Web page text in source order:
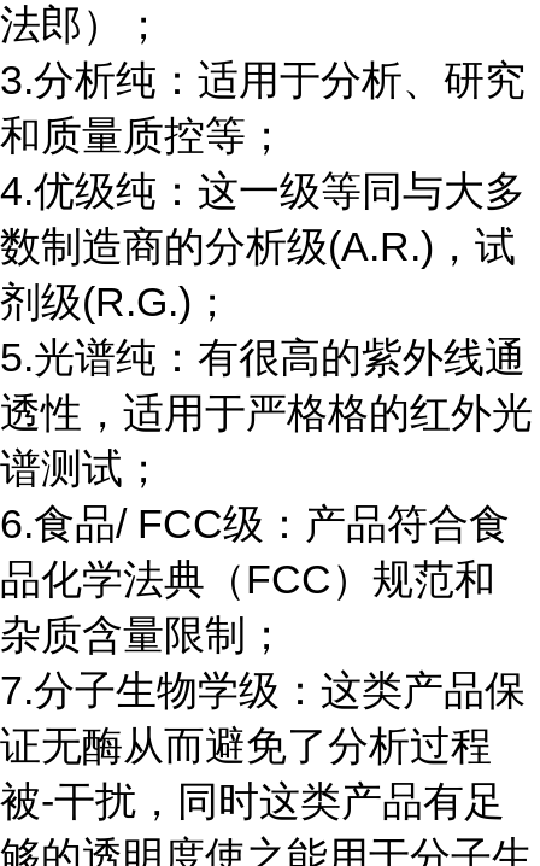
法郎）；
3.分析纯：适用于分析、研究
和质量质控等；
4.优级纯：这一级等同与大多
数制造商的分析级(A.R.)，试
剂级(R.G.)；
5.光谱纯：有很高的紫外线通
透性，适用于严格格的红外光
谱测试；
6.食品/ FCC级：产品符合食
品化学法典（FCC）规范和
杂质含量限制；
7.分子生物学级：这类产品保
证无酶从而避免了分析过程
被-干扰，同时这类产品有足
够的透明度使之能用于分子生